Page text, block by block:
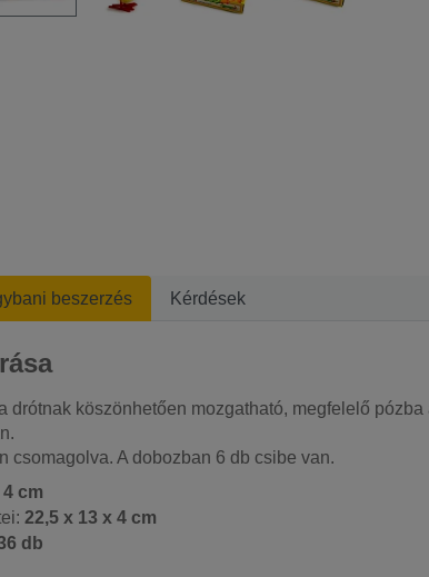
beszerzés Kérdések
a drótnak köszönhetően mozgatható, megfelelő pózba
csomagolva. A dobozban 6 db csibe van.
cm
22,5 x 13 x 4 cm
db